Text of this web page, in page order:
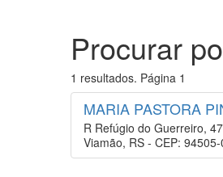
Procurar
1 resultados. Página 1
MARIA PASTORA
R Refúgio do Guerreiro,
Viamão, RS - CEP: